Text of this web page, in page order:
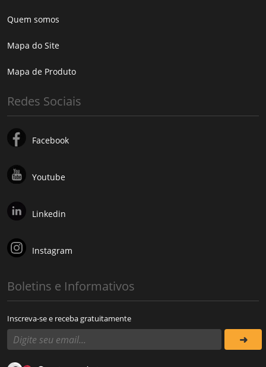
Quem somos
Mapa do Site
Mapa de Produto
Redes Sociais
Facebook
Youtube
Linkedin
Instagram
Boletins e Informativos
Inscreva-se e receba gratuitamente